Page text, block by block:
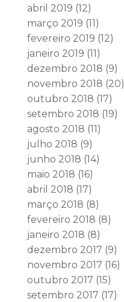
abril 2019 (12)
março 2019 (11)
fevereiro 2019 (12)
janeiro 2019 (11)
dezembro 2018 (9)
novembro 2018 (20)
outubro 2018 (17)
setembro 2018 (19)
agosto 2018 (11)
julho 2018 (9)
junho 2018 (14)
maio 2018 (16)
abril 2018 (17)
março 2018 (8)
fevereiro 2018 (8)
janeiro 2018 (8)
dezembro 2017 (9)
novembro 2017 (16)
outubro 2017 (15)
setembro 2017 (17)